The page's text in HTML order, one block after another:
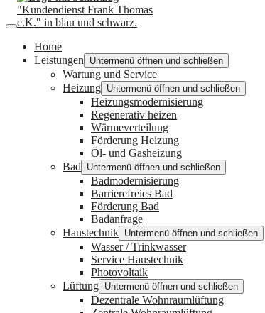
Home
Leistungen
Untermenü öffnen und schließen
Wartung und Service
Heizung Untermenü öffnen und schließen
Heizungsmodernisierung
Regenerativ heizen
Wärmeverteilung
Förderung Heizung
Öl- und Gasheizung
Bad
Untermenü öffnen und schließen
Badmodernisierung
Barrierefreies Bad
Förderung Bad
Badanfrage
Haustechnik Untermenü öffnen und schließen
Wasser / Trinkwasser
Service Haustechnik
Photovoltaik
Lüftung Untermenü öffnen und schließen
Dezentrale Wohnraumlüftung